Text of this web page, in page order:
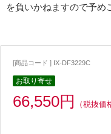
を負いかねますので予め
[商品コード ] IX-DF3229C
お取り寄せ
66,550円 （税抜価